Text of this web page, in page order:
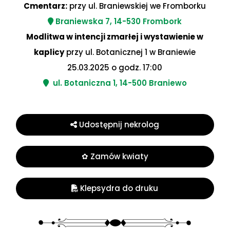
Cmentarz: przy ul. Braniewskiej we Fromborku
Braniewska 7, 14-530 Frombork
Modlitwa w intencji zmarłej i wystawienie w
kaplicyprzy ul. Botanicznej 1 w Braniewie
25.03.2025 o godz. 17:00
ul. Botaniczna 1, 14-500 Braniewo
Udostępnij nekrolog
✿ Zamów kwiaty
Klepsydra do druku